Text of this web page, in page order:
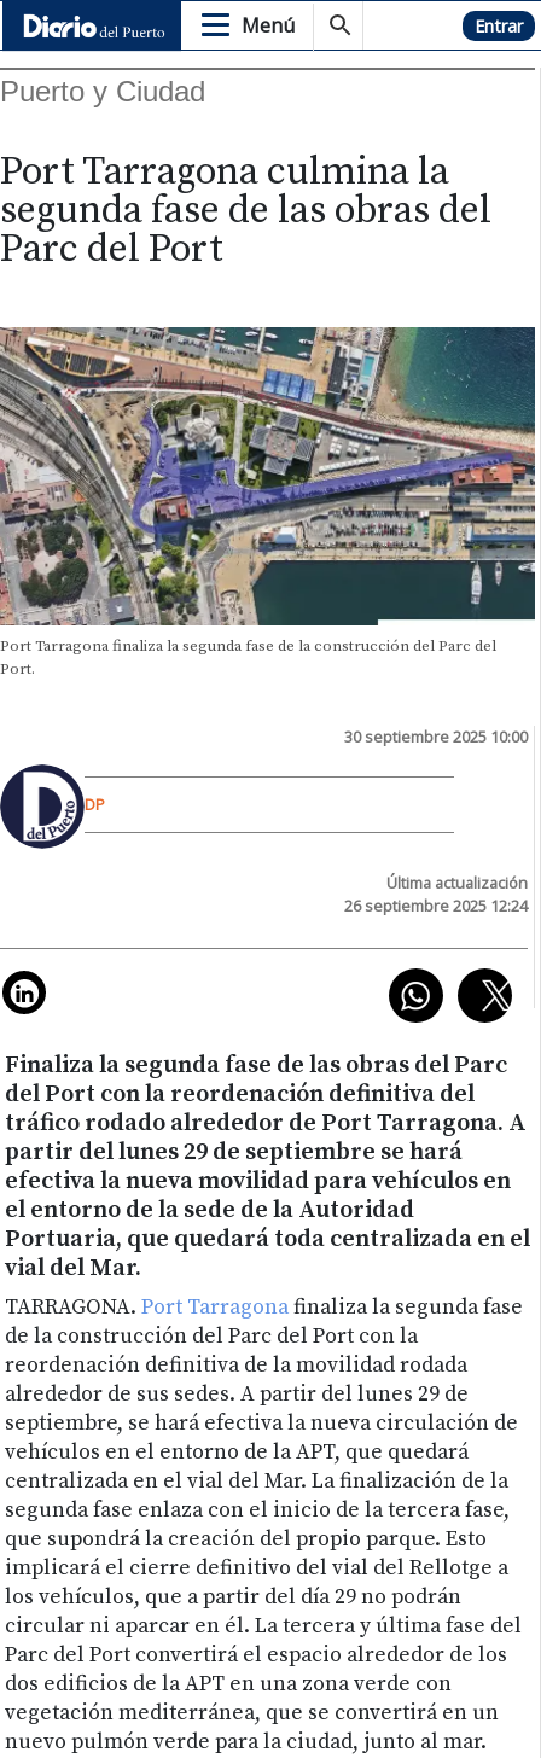
Menú Hemeroteca Entrar
Puerto y Ciudad
Port Tarragona culmina la
segunda fase de las obras del
Parc del Port
Port Tarragona finaliza la segunda fase de la construcción del Parc del
Port.
30 septiembre 2025 10:00
DP
Última actualización
26 septiembre 2025 12:24
Finaliza la segunda fase de las obras del Parc
del Port con la reordenación definitiva del
tráfico rodado alrededor de Port Tarragona. A
partir del lunes 29 de septiembre se hará
efectiva la nueva movilidad para vehículos en
el entorno de la sede de la Autoridad
Portuaria, que quedará toda centralizada en el
vial del Mar.
TARRAGONA.Port Tarragonafinaliza la segunda fase
de la construcción del Parc del Port con la
reordenación definitiva de la movilidad rodada
alrededor de sus sedes. A partir del lunes 29 de
septiembre, se hará efectiva la nueva circulación de
vehículos en el entorno de la APT, que quedará
centralizada en el vial del Mar. La finalización de la
segunda fase enlaza con el inicio de la tercera fase,
que supondrá la creación del propio parque. Esto
implicará el cierre definitivo del vial del Rellotge a
los vehículos, que a partir del día 29 no podrán
circular ni aparcar en él. La tercera y última fase del
Parc del Port convertirá el espacio alrededor de los
dos edificios de la APT en una zona verde con
vegetación mediterránea, que se convertirá en un
nuevo pulmón verde para la ciudad, junto al mar.